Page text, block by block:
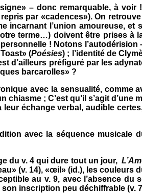
– donc remarquable, à voir
par «cadences»). On
incarnant l’union amoureuse, et
terme…) doivent être prises à
! Notons l’autodérision
(Poésies) ; l’identité de
d’ailleurs préfiguré par les
barcarolles» ?
avec la sensualité, comme
; C’est qu’il s’agit d’une
échange verbal, audible
avec la séquence musicale
du v. 4 qui dure tout un jour,
(v. 14), «œil» (id.), les couleurs
au v. 9, avec l’absence du
inscription peu déchiffrable (v.